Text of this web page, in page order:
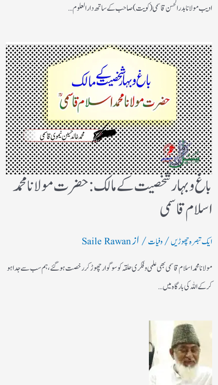
ادیب مولانا بدر الحسن قاسمی (کویت) صاحب کے ساتھ دارالعلوم…
باغ وبہار شخصیت کے مالک :حضرت مولانا محمد
اسلام قاسمی
ایک تبصرہ چھوڑیں/وفیات/ ازSaile Rawan
مولانا محمد اسلام قاسمی بھی علمی وفکری حلقہ کو سوگوار چھوڑ کر رخصت ہوگئے، ہم سب سے جدا ہو
کر کے اللہ کی بارگاہ میں…